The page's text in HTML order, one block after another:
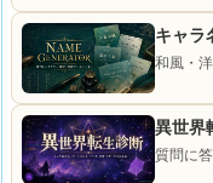
キャラ
和風・
異世界
質問に